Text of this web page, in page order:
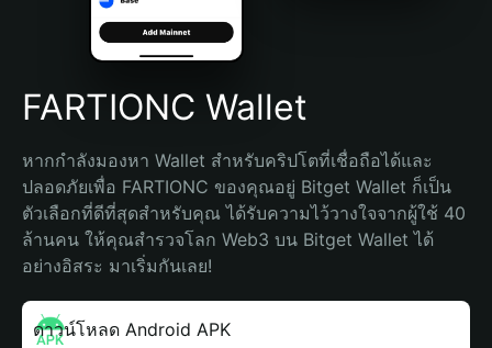
Português (Brasil)
Español (Argentina)
FARTIONC Wallet
หากกำลังมองหา Wallet สำหรับคริปโตที่เชื่อถือได้และ
ปลอดภัยเพื่อ FARTIONC ของคุณอยู่ Bitget Wallet ก็เป็น
ตัวเลือกที่ดีที่สุดสำหรับคุณ ได้รับความไว้วางใจจากผู้ใช้ 40
ล้านคน ให้คุณสำรวจโลก Web3 บน Bitget Wallet ได้
อย่างอิสระ มาเริ่มกันเลย!
ดาวน์โหลด Android APK